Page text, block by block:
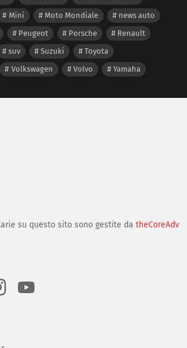
Mini Moto Mondiale
news auto
Peugeot Porsche
Renault
suv Suzuki
Toyota
Volkswagen Volvo Yamaha
su questo sito sono gestite da theCoreAdv